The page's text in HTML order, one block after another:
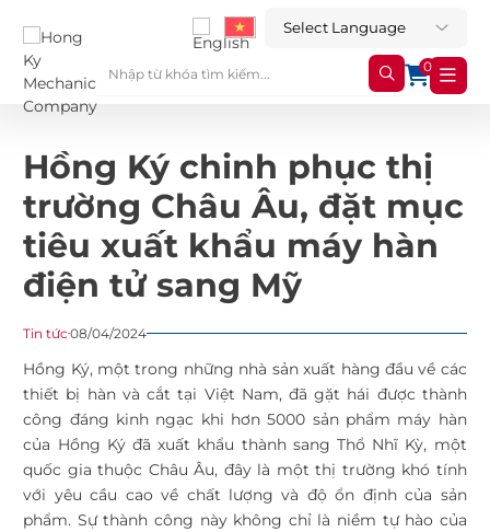
0
Hồng Ký chinh phục thị
trường Châu Âu, đặt mục
tiêu xuất khẩu máy hàn
điện tử sang Mỹ
Tin tức08/04/2024
Hồng Ký, một trong những nhà sản xuất hàng đầu về các
thiết bị hàn và cắt tại Việt Nam, đã gặt hái được thành
công đáng kinh ngạc khi hơn 5000 sản phẩm máy hàn
của Hồng Ký đã xuất khẩu thành sang Thổ Nhĩ Kỳ, một
quốc gia thuộc Châu Âu, đây là một thị trường khó tính
với yêu cầu cao về chất lượng và độ ổn định của sản
phẩm. Sự thành công này không chỉ là niềm tự hào của